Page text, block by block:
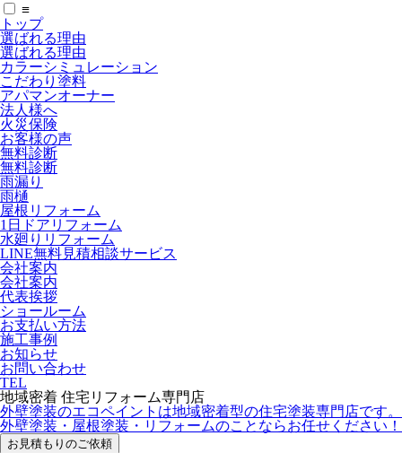
≡
トップ
選ばれる理由
選ばれる理由
カラーシミュレーション
こだわり塗料
アパマンオーナー
法人様へ
火災保険
お客様の声
無料診断
無料診断
雨漏り
雨樋
屋根リフォーム
1日ドアリフォーム
水廻りリフォーム
LINE無料見積相談サービス
会社案内
会社案内
代表挨拶
ショールーム
お支払い方法
施工事例
お知らせ
お問い合わせ
TEL
地域密着 住宅リフォーム専門店
外壁塗装のエコペイントは地域密着型の住宅塗装専門店です。
外壁塗装・屋根塗装・リフォームのことならお任せください！
お見積もりのご依頼